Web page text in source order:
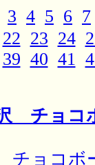
3 4 5 6 7
22 23 24
39 40 41
チョコ